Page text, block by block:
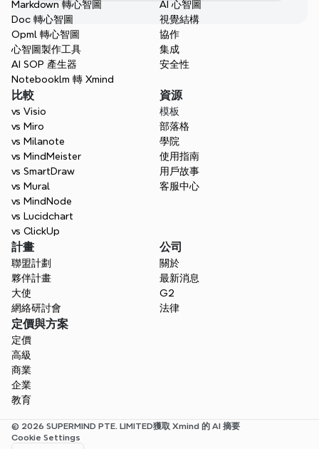
Markdown 轉心智圖
Doc 轉心智圖
Opml 轉心智圖
心智圖製作工具
AI SOP 產生器
Notebooklm 轉 Xmind
AI 心智圖
視覺結構
協作
集成
安全性
比較
vs Visio
vs Miro
vs Milanote
vs MindMeister
vs SmartDraw
vs Mural
vs MindNode
vs Lucidchart
vs ClickUp
資源
模板
部落格
學院
使用指南
用戶故事
客服中心
計畫
聯盟計劃
夥伴計畫
大使
網絡研討會
公司
關於
最新消息
G2
法律
定價與方案
定價
高級
商業
企業
教育
© 2026 SUPERMIND PTE. LIMITED獲取 Xmind 的 AI 摘要
Cookie Settings
Select Language